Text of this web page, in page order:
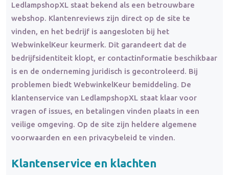
LedlampshopXL staat bekend als een betrouwbare
webshop. Klantenreviews zijn direct op de site te
vinden, en het bedrijf is aangesloten bij het
WebwinkelKeur keurmerk. Dit garandeert dat de
bedrijfsidentiteit klopt, er contactinformatie beschikbaar
is en de onderneming juridisch is gecontroleerd. Bij
problemen biedt WebwinkelKeur bemiddeling. De
klantenservice van LedlampshopXL staat klaar voor
vragen of issues, en betalingen vinden plaats in een
veilige omgeving. Op de site zijn heldere algemene
voorwaarden en een privacybeleid te vinden.
Klantenservice en klachten